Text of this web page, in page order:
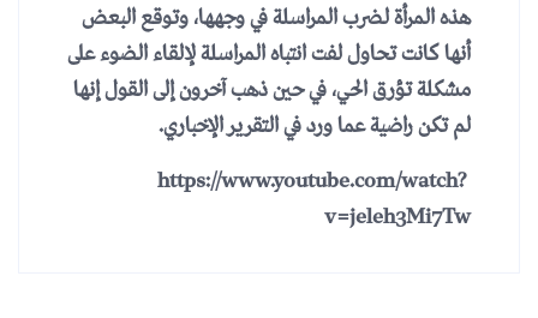
هذه المرأة لضرب المراسلة في وجهها، وتوقع البعض
أنها كانت تحاول لفت انتباه المراسلة لإلقاء الضوء على
مشكلة تؤرق الحي، في حين ذهب آخرون إلى القول إنها
لم تكن راضية عما ورد في التقرير الإخباري.
https://www.youtube.com/watch?
v=jeleh3Mi7Tw